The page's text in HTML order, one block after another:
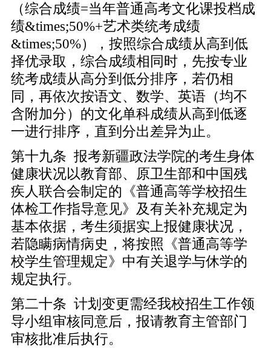
（综合成绩=当年普通高考文化课投档成
绩&times;50%+艺术类统考成绩
&times;50%），按照综合成绩从高到低
择优录取，综合成绩相同时，先按专业
统考成绩从高分到低分排序，若仍相
同，再依次按语文、数学、英语（均不
含附加分）的文化单科成绩从高到低逐
一进行排序，直到分出差异为止。
第十九条 报考新疆政法学院的考生身体
健康状况以教育部、原卫生部和中国残
疾人联合会制定的《普通高等学校招生
体检工作指导意见》及有关补充规定为
基本依据，考生须据实上报健康状况，
若隐瞒病情病史，将按照《普通高等学
校学生管理规定》中有关退学与休学的
规定执行。
第二十条 计划变更需经我校招生工作领
导小组审核同意后，报请教育主管部门
审核批准后执行。